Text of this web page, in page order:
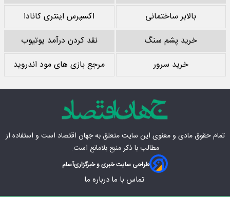
بالابر ساختمانی
اکسپرس اینتری کانادا
خرید پشم سنگ
نقد کردن درآمد یوتیوب
خرید سرور
مرجع بازی های مود اندروید
تمام حقوق مادی‌ و معنوی این سایت متعلق بهجهان اقتصاد است و استفاده از
مطالب با ذکر منبع بلامانع است.
طراحی سایت خبری و خبرگزاریآسام
تماس با ما درباره ما